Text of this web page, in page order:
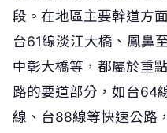
段。在地區主要幹道方
台61線淡江大橋、鳳鼻
中彰大橋等，都屬於重
路的要道部分，如台64
線、台88線等快速公路